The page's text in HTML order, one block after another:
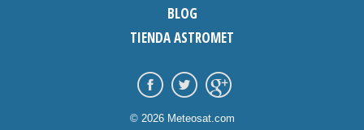
BLOG
TIENDA ASTROMET
© 2026 Meteosat.com